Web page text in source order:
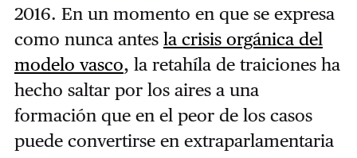
2016. En un momento en que se expresa
como nunca antes la crisis orgánica del
modelo vasco, la retahíla de traiciones ha
hecho saltar por los aires a una
formación que en el peor de los casos
puede convertirse en extraparlamentaria